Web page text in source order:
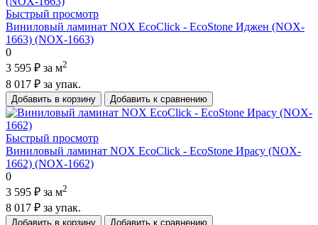
Быстрый просмотр
Виниловый ламинат NOX EcoClick - EcoStone Иджен (NOX-
1663) (NOX-1663)
0
3 595 ₽ за м2
8 017 ₽ за упак.
Добавить в корзину Добавить к сравнению
Быстрый просмотр
Виниловый ламинат NOX EcoClick - EcoStone Ирасу (NOX-
1662) (NOX-1662)
0
3 595 ₽ за м2
8 017 ₽ за упак.
Добавить в корзину Добавить к сравнению